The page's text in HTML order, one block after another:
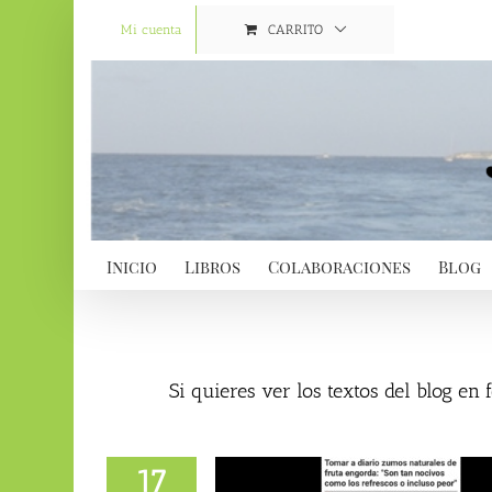
Mi cuenta CARRITO
Inicio Libros Colaboraciones Blog
Si quieres ver los textos del blog en
17